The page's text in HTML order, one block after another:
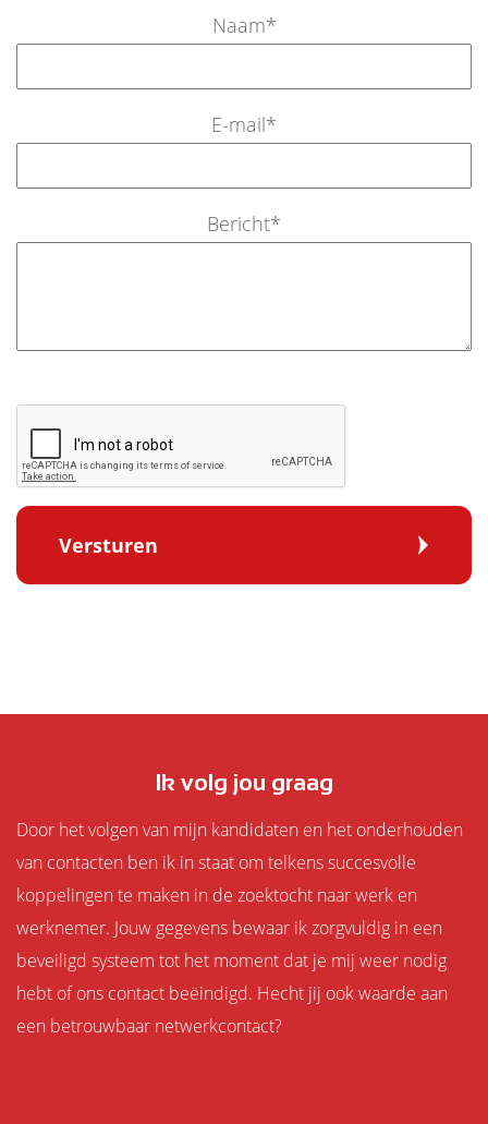
Naam*
E-mail*
Bericht*
Ik volg jou graag
Door het volgen van mijn kandidaten en het onderhouden
van contacten ben ik in staat om telkens succesvolle
koppelingen te maken in de zoektocht naar werk en
werknemer. Jouw gegevens bewaar ik zorgvuldig in een
beveiligd systeem tot het moment dat je mij weer nodig
hebt of ons contact beëindigd. Hecht jij ook waarde aan
een betrouwbaar netwerkcontact?